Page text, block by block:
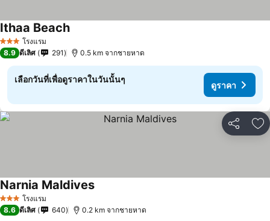
3 ดาว โรงแรม
Ithaa Beach
8.9 ดีเลิศ 291 0.5 km จากชายหาด
เลือกวันที่เพื่อดูราคาในวันนั้นๆ
ดูราคา
แชร์ เ
3 ดาว โรงแรม
Narnia Maldives
8.6 ดีเลิศ 640 0.2 km จากชายหาด